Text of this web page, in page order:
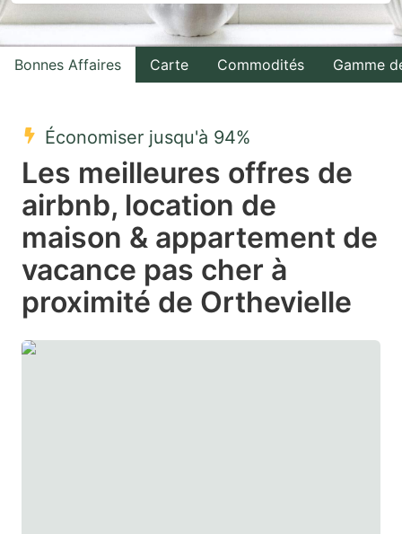
interact
with
the
select
date.
Press
question
mark
key
interact
with
the
select
a
date.
Press
question
mark
key
Bonnes Affaires Carte Commodités Gamme
Économiser jusqu'à 94%
Les meilleures offres de
airbnb, location de
maison & appartement de
vacance pas cher à
proximité de Orthevielle